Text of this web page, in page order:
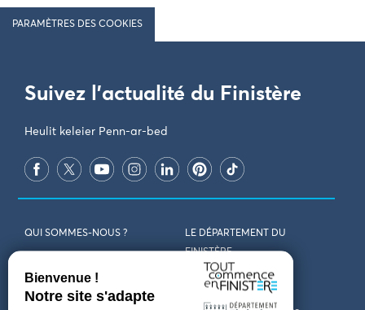
PARAMÈTRES DES COOKIES
Suivez l'actualité du Finistère
Heulit keleier Penn-ar-bed
QUI SOMMES-NOUS ?
LE DÉPARTEMENT DU
FINISTÈRE
REJOIGNEZ-NOUS VENIR EN FINISTÈRE